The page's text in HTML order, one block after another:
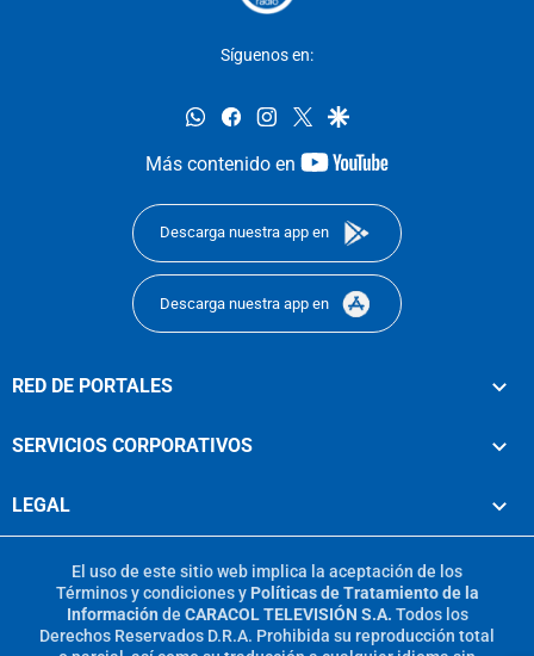
Síguenos en:
whatsappfacebookinstagram
twittergoogle
Más contenido en
youtube-
Descarga nuestra app en
Descarga nuestra app en
RED DE PORTALES
SERVICIOS CORPORATIVOS
LEGAL
El uso de este sitio web implica la aceptación de los
Términos y condicionesy Políticas de Tratamiento de la
Información de CARACOL TELEVISIÓN S.A. Todos los
Derechos Reservados D.R.A. Prohibida su reproducción total